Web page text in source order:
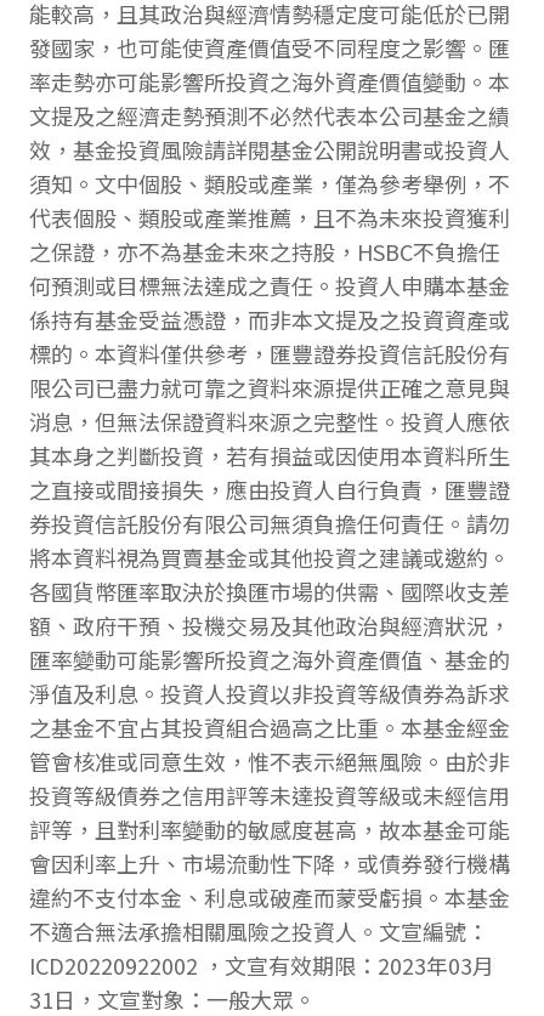
能較高，且其政治與經濟情勢穩定度可能低於已開
發國家，也可能使資產價值受不同程度之影響。匯
率走勢亦可能影響所投資之海外資產價值變動。本
文提及之經濟走勢預測不必然代表本公司基金之績
效，基金投資風險請詳閱基金公開說明書或投資人
須知。文中個股、類股或產業，僅為參考舉例，不
代表個股、類股或產業推薦，且不為未來投資獲利
之保證，亦不為基金未來之持股，HSBC不負擔任
何預測或目標無法達成之責任。投資人申購本基金
係持有基金受益憑證，而非本文提及之投資資產或
標的。本資料僅供參考，匯豐證券投資信託股份有
限公司已盡力就可靠之資料來源提供正確之意見與
消息，但無法保證資料來源之完整性。投資人應依
其本身之判斷投資，若有損益或因使用本資料所生
之直接或間接損失，應由投資人自行負責，匯豐證
券投資信託股份有限公司無須負擔任何責任。請勿
將本資料視為買賣基金或其他投資之建議或邀約。
各國貨幣匯率取決於換匯市場的供需、國際收支差
額、政府干預、投機交易及其他政治與經濟狀況，
匯率變動可能影響所投資之海外資產價值、基金的
淨值及利息。投資人投資以非投資等級債券為訴求
之基金不宜占其投資組合過高之比重。本基金經金
管會核准或同意生效，惟不表示絕無風險。由於非
投資等級債券之信用評等未達投資等級或未經信用
評等，且對利率變動的敏感度甚高，故本基金可能
會因利率上升、市場流動性下降，或債券發行機構
違約不支付本金、利息或破產而蒙受虧損。本基金
不適合無法承擔相關風險之投資人。文宣編號：
ICD20220922002 ，文宣有效期限：2023年03月
31日，文宣對象：一般大眾。